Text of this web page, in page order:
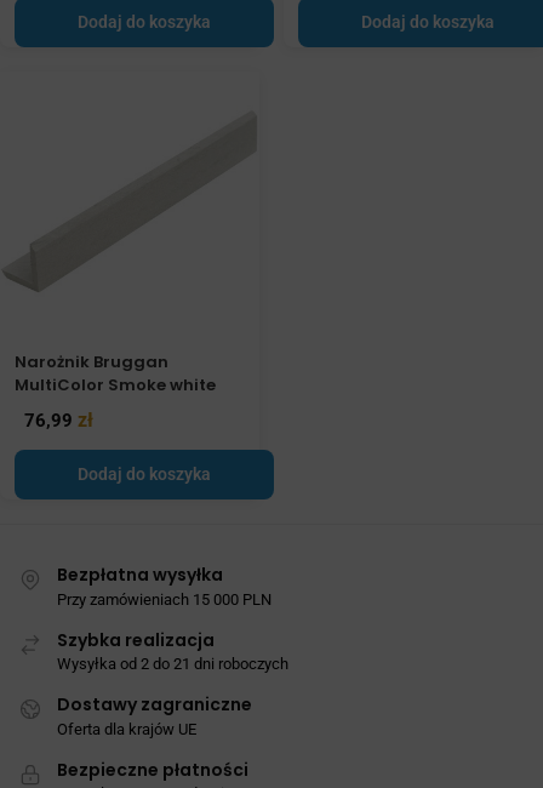
Dodaj do koszyka Dodaj do koszyka
Narożnik Bruggan
MultiColor Smoke white
76,99 zł
Dodaj do koszyka
Bezpłatna wysyłka
Przy zamówieniach 15 000 PLN
Szybka realizacja
Wysyłka od 2 do 21 dni roboczych
Dostawy zagraniczne
Oferta dla krajów UE
Bezpieczne płatności